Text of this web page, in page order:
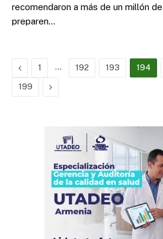
recomendaron a más de un millón
preparen…
Previous
1 … 192 193 194
199 Next